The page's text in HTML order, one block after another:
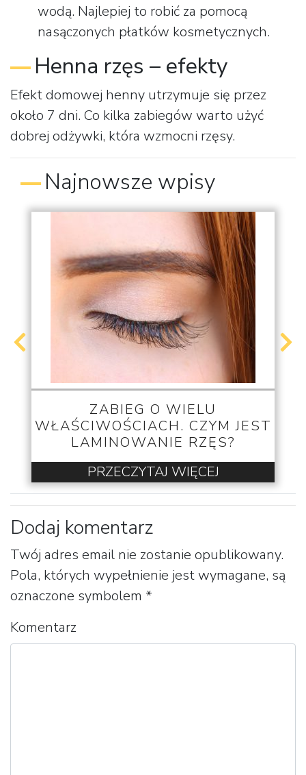
wodą. Najlepiej to robić za pomocą
nasączonych płatków kosmetycznych.
Henna rzęs – efekty
Efekt domowej henny utrzymuje się przez
około 7 dni. Co kilka zabiegów warto użyć
dobrej odżywki, która wzmocni rzęsy.
Najnowsze wpisy
ZABIEG O WIELU
WŁAŚCIWOŚCIACH. CZYM JEST
LAMINOWANIE RZĘS?
PRZECZYTAJ WIĘCEJ
Dodaj komentarz
Twój adres email nie zostanie opublikowany.
Pola, których wypełnienie jest wymagane, są
oznaczone symbolem *
Komentarz